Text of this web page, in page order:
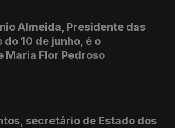
Almeida, Presidente das
10 de junho, é o
Maria Flor Pedroso
secretário de Estado dos